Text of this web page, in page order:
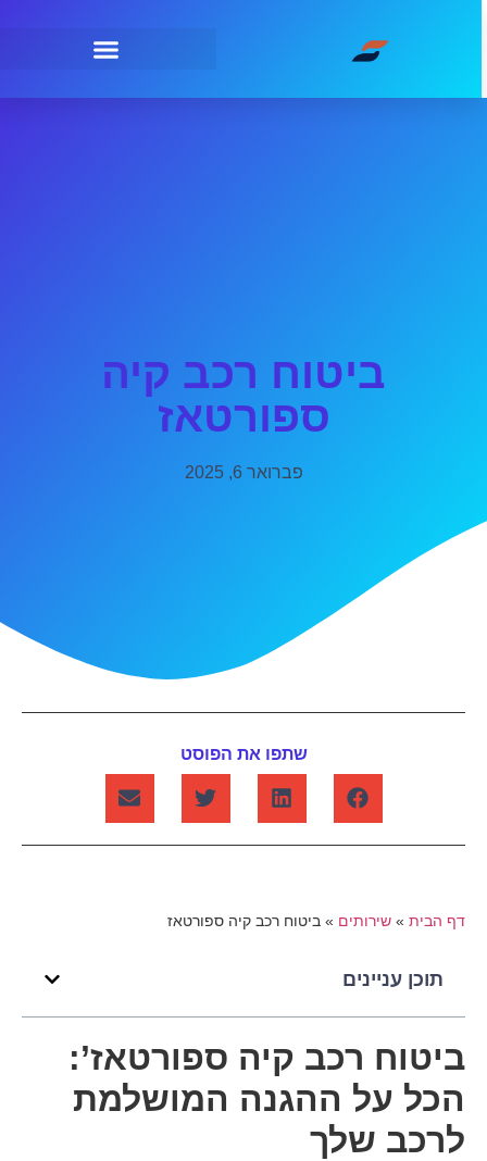
ביטוח רכב קיה
ספורטאז
פברואר 6, 2025
שתפו את הפוסט
דף הבית» שירותים» ביטוח רכב קיה ספורטאז
תוכן עניינים
ביטוח רכב קיה ספורטאז’:
הכל על ההגנה המושלמת
לרכב שלך